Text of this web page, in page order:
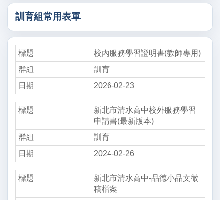
訓育組常用表單
校內服務學習證明書(教師專用)
訓育
2026-02-23
新北市清水高中校外服務學習
申請書(最新版本)
訓育
2024-02-26
新北市清水高中-品德小品文徵
稿檔案